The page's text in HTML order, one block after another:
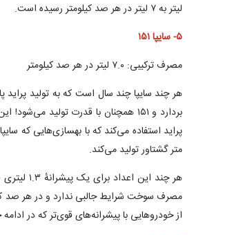
لیتر به ۷ لیتر در هر صد کیلومتر رسیده است.
۵- سایپا ۱۵۱
مصرف ترکیبی: ۷.۰ لیتر در هر صد کیلومتر
هر چند سایپا چند سال است که به تولید
متر گشتاور تولید می‌کند.
از خودرو‌هایی با پیشرانه‌های قوی‌تر که در